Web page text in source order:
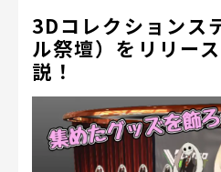
3Dコレクションス
ル祭壇）をリリー
説！